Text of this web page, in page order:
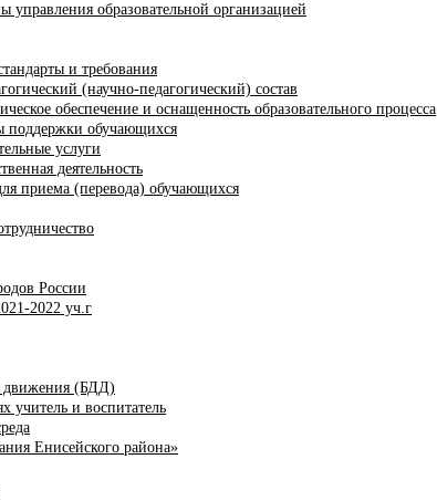
управления образовательной организацией
и требования
(научно-педагогический) состав
обеспечение и оснащенность образовательного процесса
поддержки обучающихся
услуги
деятельность
приема (перевода) обучающихся
России
2022 уч.г
движения (БДД)
учитель и воспитатель
Енисейского района»